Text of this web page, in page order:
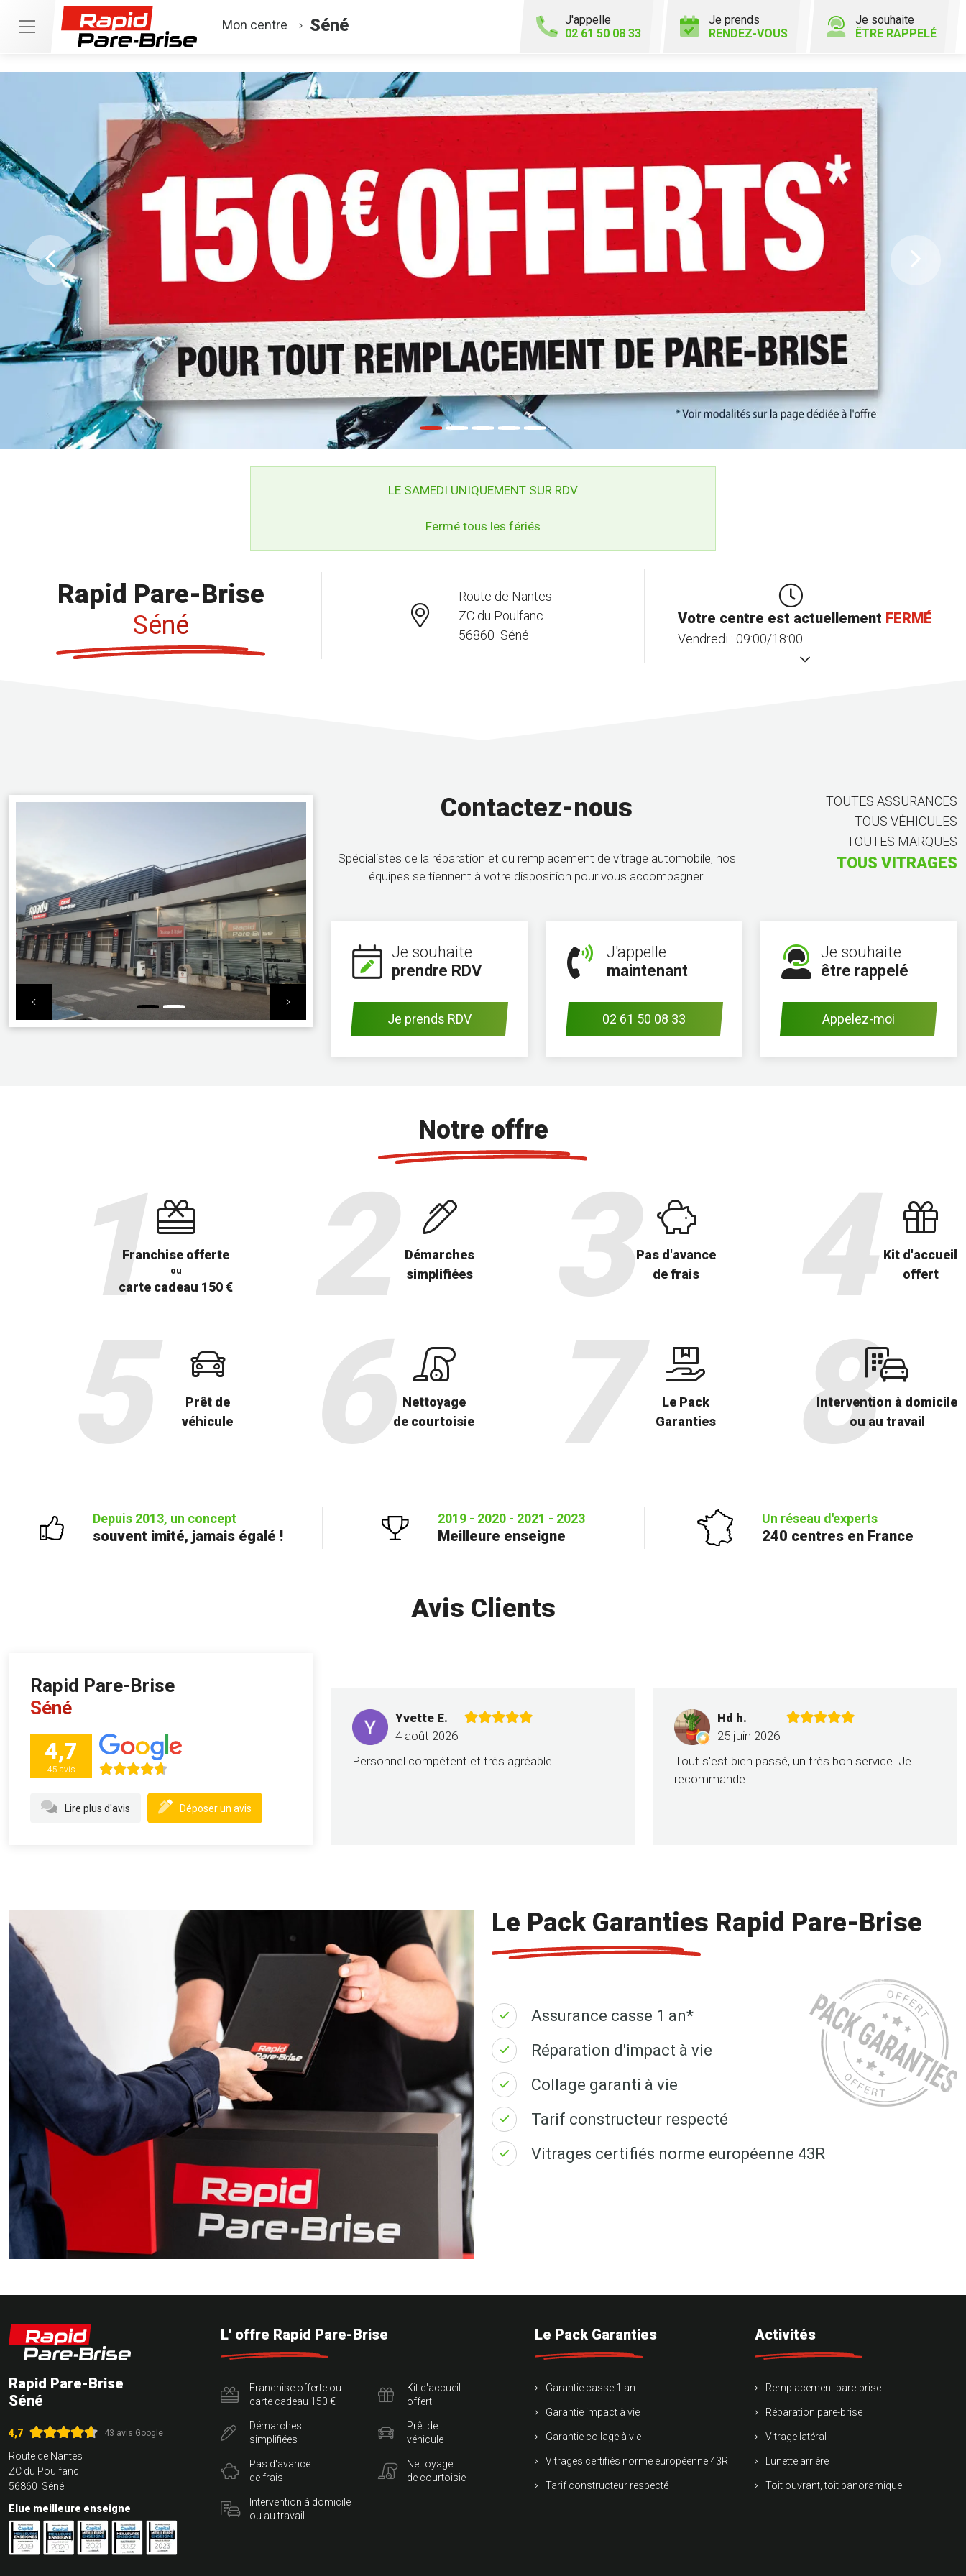
Mon centre Séné
J'appelle
02 61 50 08 33
Je prends
RENDEZ-VOUS
Je souhaite
ÊTRE RAPPELÉ
Previous
LE SAMEDI UNIQUEMENT SUR RDV
Fermé tous les fériés
Rapid Pare-Brise
Séné
Route de Nantes
ZC du Poulfanc
56860 Séné
Votre centre est actuellement FERMÉ
Vendredi :09:00/18:00
Previous Next
Contactez-nous
Spécialistes de la réparation et du remplacement de vitrage automobile, nos
équipes se tiennent à votre disposition pour vous accompagner.
TOUTES ASSURANCES
TOUS VÉHICULES
TOUTES MARQUES
TOUS VITRAGES
Je souhaite
prendre RDV
Je prends RDV
J'appelle
maintenant
02 61 50 08 33
Je souhaite
être rappelé
Appelez-moi
Notre offre
Franchise offerte
ou
carte cadeau 150 €
Démarches
simplifiées
Pas d'avance
de frais
Kit d'accueil
offert
Prêt de
véhicule
Nettoyage
de courtoisie
Le Pack
Garanties
Intervention à domicile
ou au travail
Depuis 2013, un concept
souvent imité, jamais égalé !
2019 - 2020 - 2021 - 2023
Meilleure enseigne
Un réseau d'experts
240 centres en France
Avis Clients
Rapid Pare-Brise
Séné
4,7
45 avis
Lire plus d'avis Déposer un avis
Yvette E.
4 août 2026
Personnel compétent et très agréable
Hd h.
25 juin 2026
Tout s'est bien passé, un très bon service. Je
recommande
Le Pack Garanties Rapid Pare-Brise
Assurance casse 1 an*
Réparation d'impact à vie
Collage garanti à vie
Tarif constructeur respecté
Vitrages certifiés norme européenne 43R
Rapid Pare-Brise
Séné
4,7 43 avis Google
Route de Nantes
ZC du Poulfanc
56860 Séné
Elue meilleure enseigne
L' offre Rapid Pare-Brise
Franchise offerte ou
carte cadeau 150 €
Démarches
simplifiées
Pas d'avance
de frais
Intervention à domicile
ou au travail
Kit d'accueil
offert
Prêt de
véhicule
Nettoyage
de courtoisie
Le Pack Garanties
Garantie casse 1 an
Garantie impact à vie
Garantie collage à vie
Vitrages certifiés norme européenne 43R
Tarif constructeur respecté
Activités
Remplacement pare-brise
Réparation pare-brise
Vitrage latéral
Lunette arrière
Toit ouvrant, toit panoramique